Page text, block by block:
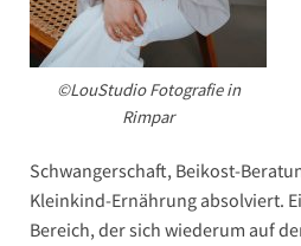
©LouStudio Fotografie in
Rimpar
Schwangerschaft, Beikost-
Kleinkind-Ernährung absolviert.
Bereich, der sich wiederum auf